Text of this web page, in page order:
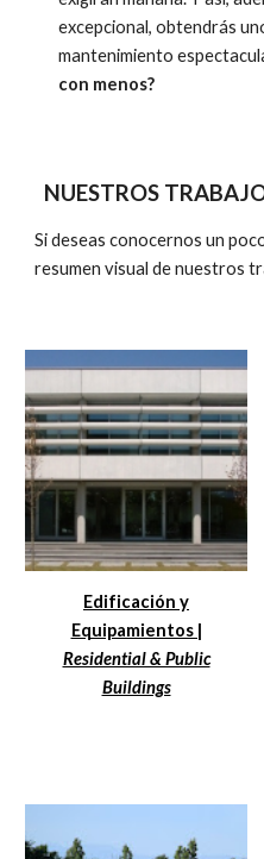
excepcional, obtendrás
mantenimiento
con menos?
NUESTROS
Si deseas conocernos un
resumen visual de nuestros
Edificación y
Equipamientos |
Residential & Public
Buildings